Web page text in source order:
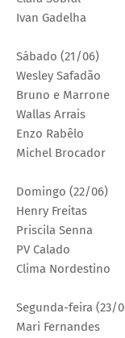
Ivan Gadelha
Sábado (21/06)
Wesley Safadão
Bruno e Marrone
Wallas Arrais
Enzo Rabêlo
Michel Brocador
Domingo (22/06)
Henry Freitas
Priscila Senna
PV Calado
Clima Nordestino
Segunda-feira (23/
Mari Fernandes